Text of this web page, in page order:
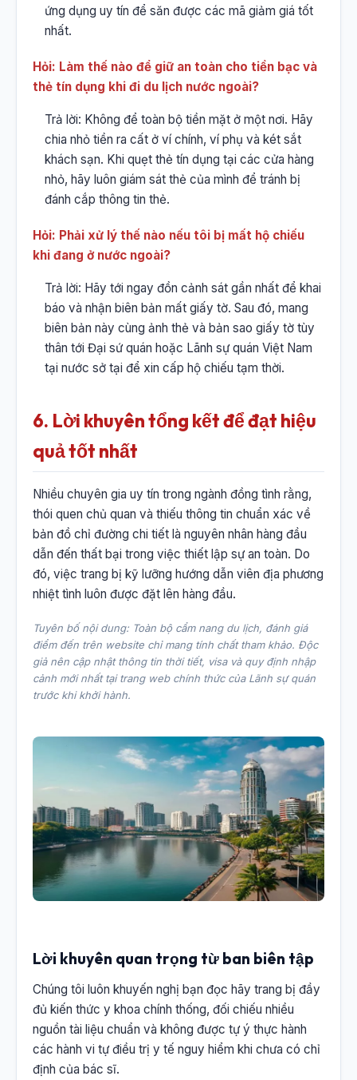
ứng dụng uy tín để săn được các mã giảm giá tốt
nhất.
Hỏi: Làm thế nào để giữ an toàn cho tiền bạc và
thẻ tín dụng khi đi du lịch nước ngoài?
Trả lời: Không để toàn bộ tiền mặt ở một nơi. Hãy
chia nhỏ tiền ra cất ở ví chính, ví phụ và két sắt
khách sạn. Khi quẹt thẻ tín dụng tại các cửa hàng
nhỏ, hãy luôn giám sát thẻ của mình để tránh bị
đánh cắp thông tin thẻ.
Hỏi: Phải xử lý thế nào nếu tôi bị mất hộ chiếu
khi đang ở nước ngoài?
Trả lời: Hãy tới ngay đồn cảnh sát gần nhất để khai
báo và nhận biên bản mất giấy tờ. Sau đó, mang
biên bản này cùng ảnh thẻ và bản sao giấy tờ tùy
thân tới Đại sứ quán hoặc Lãnh sự quán Việt Nam
tại nước sở tại để xin cấp hộ chiếu tạm thời.
6. Lời khuyên tổng kết để đạt hiệu
quả tốt nhất
Nhiều chuyên gia uy tín trong ngành đồng tình rằng,
thói quen chủ quan và thiếu thông tin chuẩn xác về
bản đồ chỉ đường chi tiết là nguyên nhân hàng đầu
dẫn đến thất bại trong việc thiết lập sự an toàn. Do
đó, việc trang bị kỹ lưỡng hướng dẫn viên địa phương
nhiệt tình luôn được đặt lên hàng đầu.
Tuyên bố nội dung: Toàn bộ cẩm nang du lịch, đánh giá
điểm đến trên website chỉ mang tính chất tham khảo. Độc
giả nên cập nhật thông tin thời tiết, visa và quy định nhập
cảnh mới nhất tại trang web chính thức của Lãnh sự quán
trước khi khởi hành.
Lời khuyên quan trọng từ ban biên tập
Chúng tôi luôn khuyến nghị bạn đọc hãy trang bị đầy
đủ kiến thức y khoa chính thống, đối chiếu nhiều
nguồn tài liệu chuẩn và không được tự ý thực hành
các hành vi tự điều trị y tế nguy hiểm khi chưa có chỉ
định của bác sĩ.